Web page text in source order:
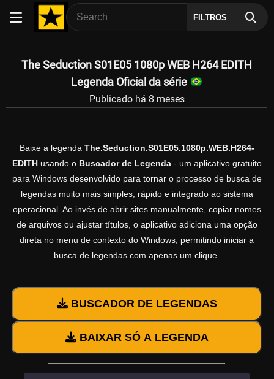
FILTROS
The Seduction S01E05 1080p WEB H264 EDITH
Legenda Oficial da série
Publicado há 8 meses
Baixe a legenda The.Seduction.S01E05.1080p.WEB.H264-
EDITHusando o Buscador de Legenda- um aplicativo gratuito
para Windows desenvolvido para tornar o processo de busca de
legendas muito mais simples, rápido e integrado ao sistema
operacional. Ao invés de abrir sites manualmente, copiar nomes
de arquivos ou ajustar títulos, o aplicativo adiciona uma opção
direta no menu de contexto do Windows, permitindo iniciar a
busca de legendas com apenas um clique.
BUSCADOR DE LEGENDAS
BAIXAR SÓ A LEGENDA